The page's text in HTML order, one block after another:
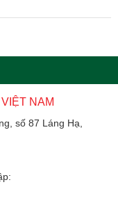
NAM
số 87 Láng Hạ,